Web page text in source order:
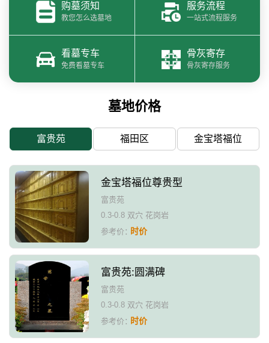
购墓须知
教您怎么选墓地
服务流程
一站式流程服务
看墓专车
免费看墓专车
骨灰寄存
骨灰寄存服务
墓地价格
富贵苑 福田区 金宝塔福位
金宝塔福位尊贵型
富贵苑
0.3-0.8 双穴 花岗岩
参考价：时价
富贵苑:圆满碑
富贵苑
0.3-0.8 双穴 花岗岩
参考价：时价